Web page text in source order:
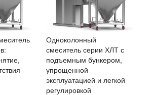
Одноколонный
смеситель серии ХЛТ с
подъемным бункером,
упрощенной
эксплуатацией и легкой
регулировкой